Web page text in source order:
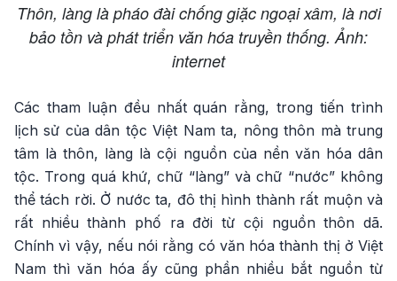
Thôn, làng là pháo đài chống giặc ngoại xâm, là nơi
bảo tồn và phát triển văn hóa truyền thống. Ảnh:
internet
Các tham luận đều nhất quán rằng, trong tiến trình
lịch sử của dân tộc Việt Nam ta, nông thôn mà trung
tâm là thôn, làng là cội nguồn của nền văn hóa dân
tộc. Trong quá khứ, chữ “làng” và chữ “nước” không
thể tách rời. Ở nước ta, đô thị hình thành rất muộn và
rất nhiều thành phố ra đời từ cội nguồn thôn dã.
Chính vì vậy, nếu nói rằng có văn hóa thành thị ở Việt
Nam thì văn hóa ấy cũng phần nhiều bắt nguồn từ